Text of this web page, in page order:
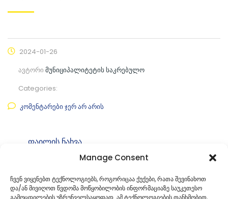
Manage Consent
ჩვენ ვიყენებთ ტექნოლოგიებს, როგორიცაა ქუქები, რათა შევინახოთ
და/ან მივიღოთ წვდომა მოწყობილობის ინფორმაციაზე საუკეთესო
გამოცდილების უზრუნველსაყოფად. ამ ტექნოლოგიების თანხმობით,
2024-01-26
ავტორი მუნიციპალიტეტის საკრებულო
Categories:
კომენტარები ჯერ არ არის
ფაილის ნახვა
კატეგორიასაკრებულოს განკარგულებები
ID:გ-49. 49240263